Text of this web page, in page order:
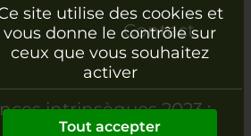
Contact
intrinsèques 2023 :
site utilise des cookies et
vous donne le contrôle sur
ceux que vous souhaitez
activer
Tout accepter